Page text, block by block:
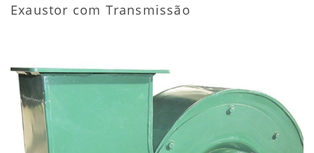
Exaustor com Transmissão